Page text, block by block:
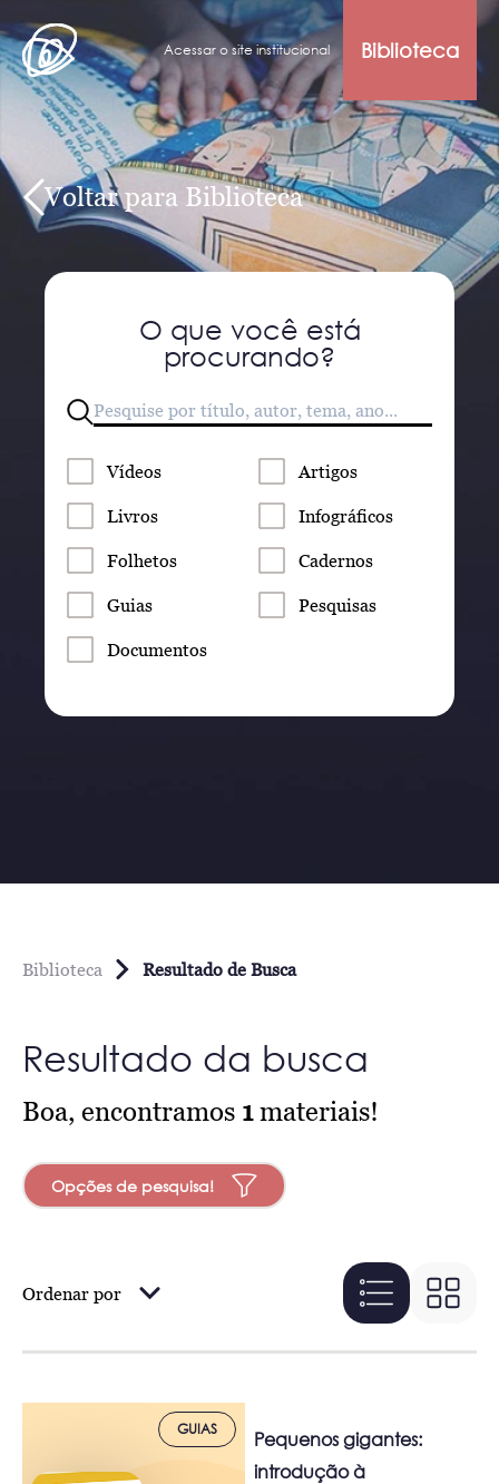
Acessar o site institucional Biblioteca
Voltar para Biblioteca
O que você está
procurando?
Vídeos Artigos
Livros Infográficos
Folhetos Cadernos
Guias Pesquisas
Documentos
Biblioteca Resultado de Busca
Resultado da busca
Boa, encontramos 1materiais!
Opções de pesquisa!
Ordenar por
GUIAS
Pequenos gigantes:
introdução à